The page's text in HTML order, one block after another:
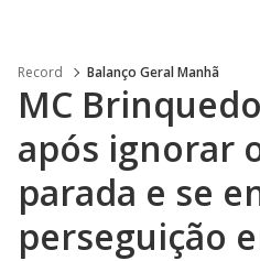
Record Balanço Geral Manhã
MC
após ignorar
parada e se
perseguição